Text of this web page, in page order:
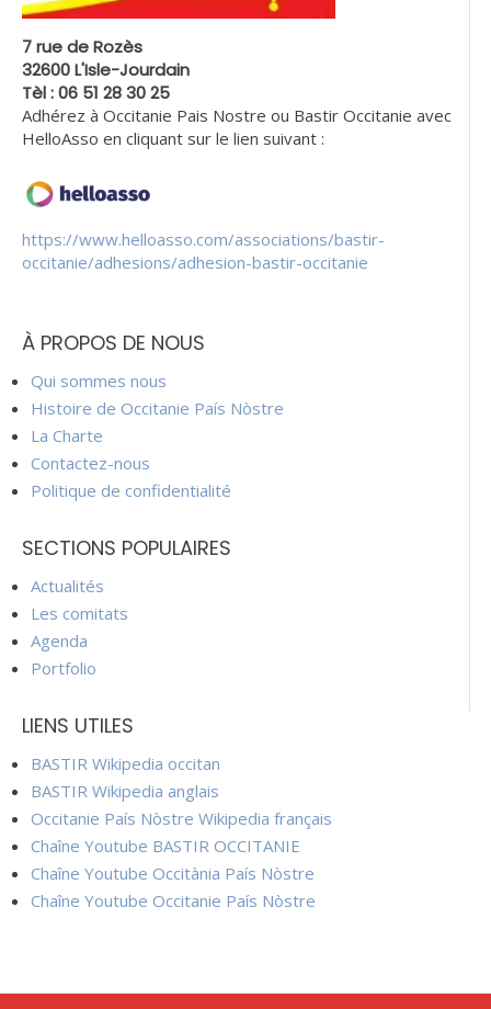
7 rue de Rozès
32600 L'Isle-Jourdain
Tèl : 06 51 28 30 25
Adhérez à Occitanie Pais Nostre ou Bastir Occitanie avec
HelloAsso en cliquant sur le lien suivant :
https://www.helloasso.com/associations/bastir-
occitanie/adhesions/adhesion-bastir-occitanie
À PROPOS DE NOUS
Qui sommes nous
Histoire de Occitanie País Nòstre
La Charte
Contactez-nous
Politique de confidentialité
SECTIONS POPULAIRES
Actualités
Les comitats
Agenda
Portfolio
LIENS UTILES
BASTIR Wikipedia occitan
BASTIR Wikipedia anglais
Occitanie País Nòstre Wikipedia français
Chaîne Youtube BASTIR OCCITANIE
Chaîne Youtube Occitània País Nòstre
Chaîne Youtube Occitanie País Nòstre